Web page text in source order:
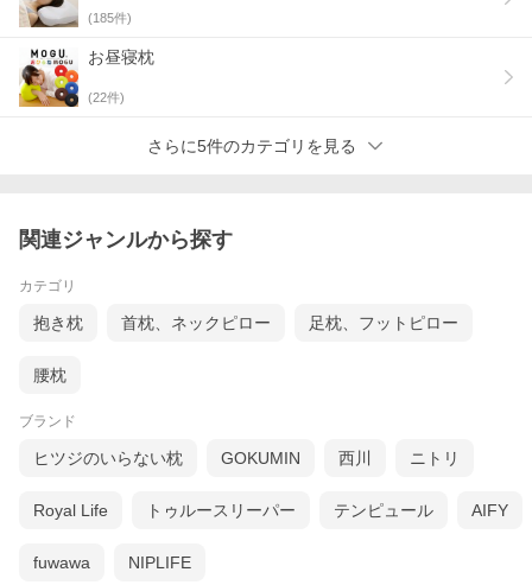
高すぎる枕にはデメリットも
・脳卒中のリスク上昇
・寝返りがしづらい
・呼吸がしづらい
・いびきの原因になる
・首元のシワができやすい
枕が高すぎると、首の屈曲が大きくなり、寝返りで首にかかる負
(185件)
お昼寝枕
(22件)
さらに5件のカテゴリを見る
関連ジャンルから探す
カテゴリ
抱き枕 首枕、ネックピロー 足枕、フットピロー
腰枕
ブランド
ヒツジのいらない枕 GOKUMIN 西川 ニトリ
Royal Life トゥルースリーパー テンピュール AIFY
fuwawa NIPLIFE